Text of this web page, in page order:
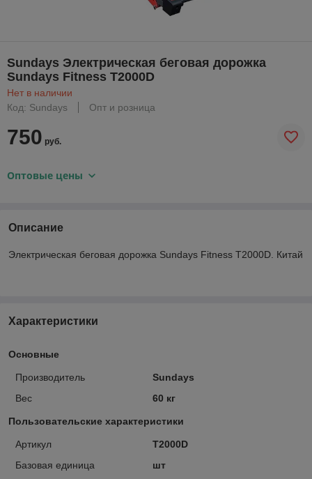
Sundays Электрическая беговая дорожка
Sundays Fitness T2000D
Нет в наличии
Код: Sundays
Опт и розница
750 руб.
Оптовые цены
Описание
Электрическая беговая дорожка Sundays Fitness T2000D. Китай
Характеристики
Основные
Производитель
Sundays
Вес
60 кг
Пользовательские характеристики
Артикул
T2000D
Базовая единица
шт